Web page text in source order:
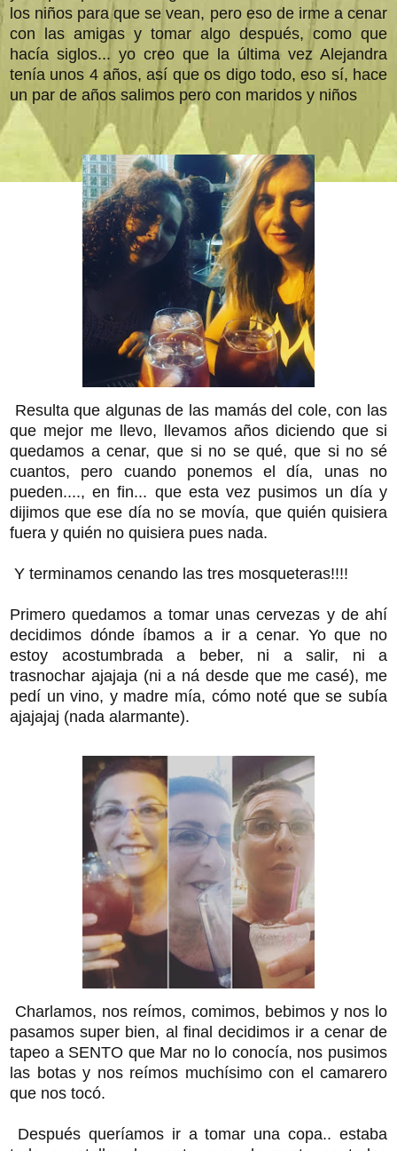
los niños para que se vean, pero eso de irme a cenar
con las amigas y tomar algo después, como que
hacía siglos... yo creo que la última vez Alejandra
tenía unos 4 años, así que os digo todo, eso sí, hace
un par de años salimos pero con maridos y niños
Resulta que algunas de las mamás del cole, con las
que mejor me llevo, llevamos años diciendo que si
quedamos a cenar, que si no se qué, que si no sé
cuantos, pero cuando ponemos el día, unas no
pueden...., en fin... que esta vez pusimos un día y
dijimos que ese día no se movía, que quién quisiera
fuera y quién no quisiera pues nada.
Y terminamos cenando las tres mosqueteras!!!!
Primero quedamos a tomar unas cervezas y de ahí
decidimos dónde íbamos a ir a cenar. Yo que no
estoy acostumbrada a beber, ni a salir, ni a
trasnochar ajajaja (ni a ná desde que me casé), me
pedí un vino, y madre mía, cómo noté que se subía
ajajajaj (nada alarmante).
Charlamos, nos reímos, comimos, bebimos y nos lo
pasamos super bien, al final decidimos ir a cenar de
tapeo a SENTO que Mar no lo conocía, nos pusimos
las botas y nos reímos muchísimo con el camarero
que nos tocó.
Después queríamos ir a tomar una copa.. estaba